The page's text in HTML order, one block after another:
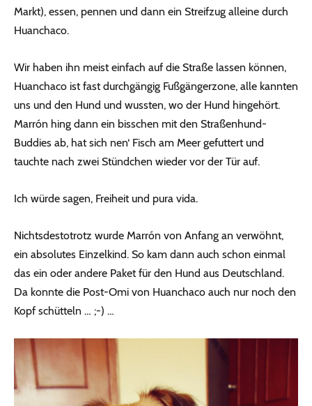
Markt), essen, pennen und dann ein Streifzug alleine durch
Huanchaco.
Wir haben ihn meist einfach auf die Straße lassen können,
Huanchaco ist fast durchgängig Fußgängerzone, alle kannten
uns und den Hund und wussten, wo der Hund hingehört.
Marrón hing dann ein bisschen mit den Straßenhund-
Buddies ab, hat sich nen‘ Fisch am Meer gefuttert und
tauchte nach zwei Stündchen wieder vor der Tür auf.
Ich würde sagen, Freiheit und pura vida.
Nichtsdestotrotz wurde Marrón von Anfang an verwöhnt,
ein absolutes Einzelkind. So kam dann auch schon einmal
das ein oder andere Paket für den Hund aus Deutschland.
Da konnte die Post-Omi von Huanchaco auch nur noch den
Kopf schütteln … ;-) …